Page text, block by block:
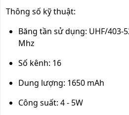
Thông số kỹ thuật:
Băng tần sử dụng: UHF/403-
Mhz
Số kênh: 16
Dung lượng: 1650 mAh
Công suất: 4 - 5W